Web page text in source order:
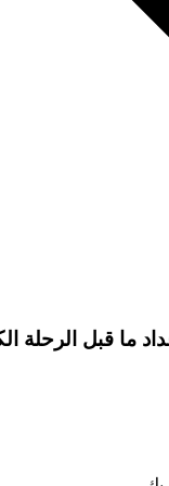
ما قبل الرحلة